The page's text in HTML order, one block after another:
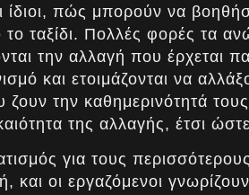
ίδιοι, πώς μπορούν να
ταξίδι. Πολλές φορές τα
την αλλαγή που έρχεται
και ετοιμάζονται να
την καθημερινότητά
της αλλαγής, έτσι
για τους
οι εργαζόμενοι γνωρίζουν